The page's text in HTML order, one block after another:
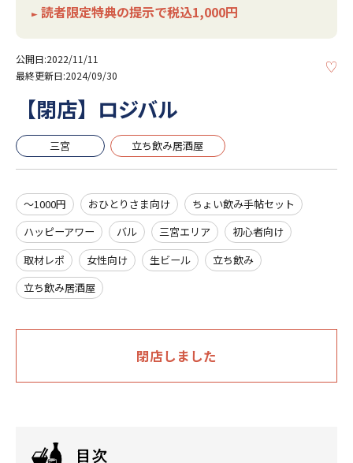
► 読者限定特典の提示で税込1,000円
公開日:2022/11/11
最終更新日:2024/09/30
【閉店】ロジバル
三宮 立ち飲み居酒屋
～1000円 おひとりさま向け
ちょい飲み手帖セット
ハッピーアワー
バル 三宮エリア
初心者向け
取材レポ
女性向け 生ビール
立ち飲み
立ち飲み居酒屋
閉店しました